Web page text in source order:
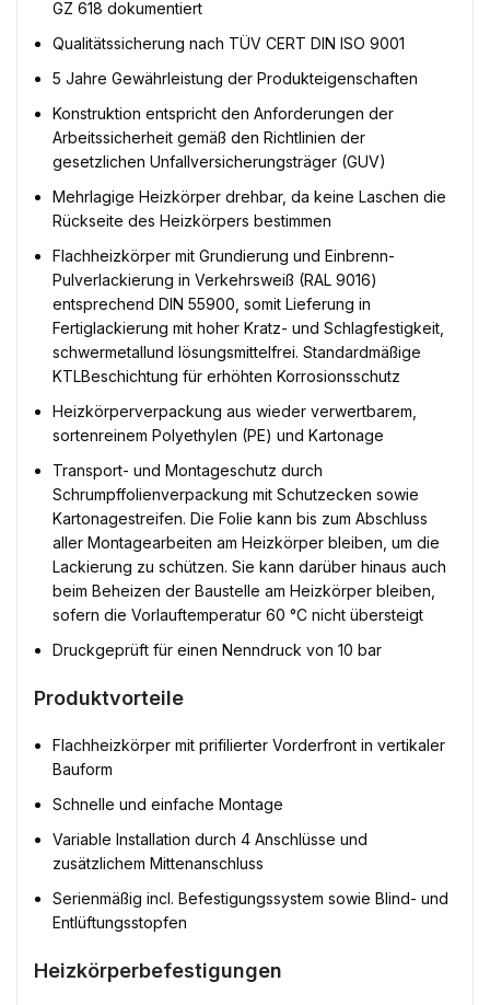
GZ 618 dokumentiert
Qualitätssicherung nach TÜV CERT DIN ISO 9001
5 Jahre Gewährleistung der Produkteigenschaften
Konstruktion entspricht den Anforderungen der
Arbeitssicherheit gemäß den Richtlinien der
gesetzlichen Unfallversicherungsträger (GUV)
Mehrlagige Heizkörper drehbar, da keine Laschen die
Rückseite des Heizkörpers bestimmen
Flachheizkörper mit Grundierung und Einbrenn-
Pulverlackierung in Verkehrsweiß (RAL 9016)
entsprechend DIN 55900, somit Lieferung in
Fertiglackierung mit hoher Kratz- und Schlagfestigkeit,
schwermetallund lösungsmittelfrei. Standardmäßige
KTLBeschichtung für erhöhten Korrosionsschutz
Heizkörperverpackung aus wieder verwertbarem,
sortenreinem Polyethylen (PE) und Kartonage
Transport- und Montageschutz durch
Schrumpffolienverpackung mit Schutzecken sowie
Kartonagestreifen. Die Folie kann bis zum Abschluss
aller Montagearbeiten am Heizkörper bleiben, um die
Lackierung zu schützen. Sie kann darüber hinaus auch
beim Beheizen der Baustelle am Heizkörper bleiben,
sofern die Vorlauftemperatur 60 °C nicht übersteigt
Druckgeprüft für einen Nenndruck von 10 bar
Produktvorteile
Flachheizkörper mit prifilierter Vorderfront in vertikaler
Bauform
Schnelle und einfache Montage
Variable Installation durch 4 Anschlüsse und
zusätzlichem Mittenanschluss
Serienmäßig incl. Befestigungssystem sowie Blind- und
Entlüftungsstopfen
Heizkörperbefestigungen